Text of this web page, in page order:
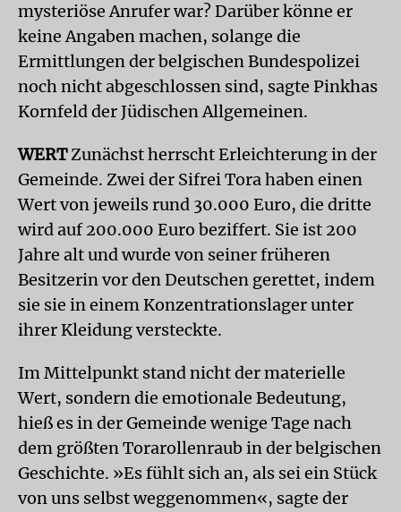
mysteriöse Anrufer war? Darüber könne er
keine Angaben machen, solange die
Ermittlungen der belgischen Bundespolizei
noch nicht abgeschlossen sind, sagte Pinkhas
Kornfeld der Jüdischen Allgemeinen.
WERTZunächst herrscht Erleichterung in der
Gemeinde. Zwei der Sifrei Tora haben einen
Wert von jeweils rund 30.000 Euro, die dritte
wird auf 200.000 Euro beziffert. Sie ist 200
Jahre alt und wurde von seiner früheren
Besitzerin vor den Deutschen gerettet, indem
sie sie in einem Konzentrationslager unter
ihrer Kleidung versteckte.
Im Mittelpunkt stand nicht der materielle
Wert, sondern die emotionale Bedeutung,
hieß es in der Gemeinde wenige Tage nach
dem größten Torarollenraub in der belgischen
Geschichte. »Es fühlt sich an, als sei ein Stück
von uns selbst weggenommen«, sagte der